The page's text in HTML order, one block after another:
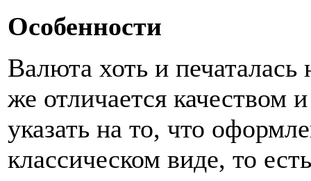
Особенности
Валюта хоть и
же отличается качеством
указать на то, что
классическом виде, то